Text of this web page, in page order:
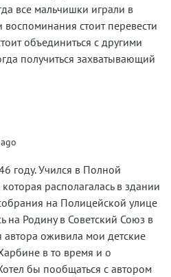
все мальчишки играли в
стоит перевести
объединиться с другими
получиться захватывающий
году. Учился в Полной
располагалась в здании
на Полицейской улице
на Родину в Советский Союз в
автора оживила мои детские
в то время и о
бы пообщаться с автором